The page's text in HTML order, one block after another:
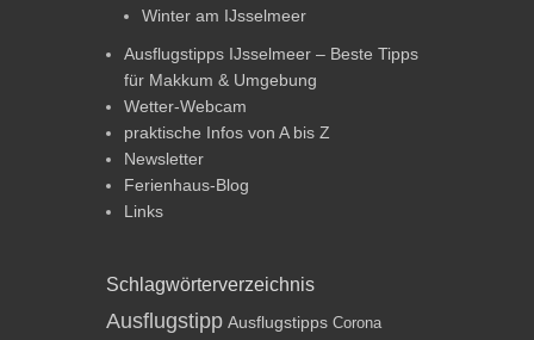
Winter am IJsselmeer
Ausflugstipps IJsselmeer – Beste Tipps
für Makkum & Umgebung
Wetter-Webcam
praktische Infos von A bis Z
Newsletter
Ferienhaus-Blog
Links
Schlagwörterverzeichnis
Ausflugstipp Ausflugstipps Corona